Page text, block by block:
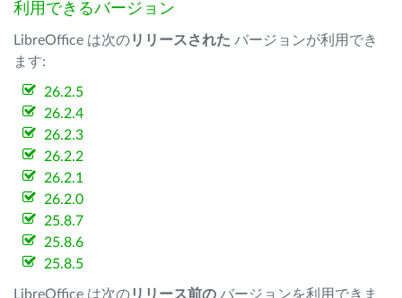
利用できるバージョン
LibreOffice は次のリリースされた バージョンが利用でき
ます:
26.2.5
26.2.4
26.2.3
26.2.2
26.2.1
26.2.0
25.8.7
25.8.6
25.8.5
LibreOffice は次のリリース前の バージョンを利用できま